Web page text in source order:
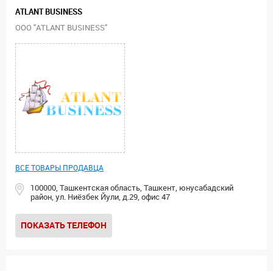
ATLANT BUSINESS
ООО "ATLANT BUSINESS"
ВСЕ ТОВАРЫ ПРОДАВЦА
100000, Ташкентская область, Ташкент, юнусабадский
район, ул. Ниёзбек Йули, д.29, офис 47
ПОКАЗАТЬ ТЕЛЕФОН